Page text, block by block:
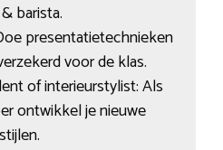
barista.
presentatietechnieken
voor de klas.
of interieurstylist: Als
ontwikkel je nieuwe